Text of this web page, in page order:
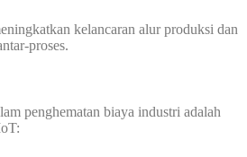
kelancaran alur produksi dan
proses.
penghematan biaya industri adalah